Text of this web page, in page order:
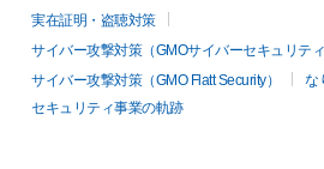
実在証明・盗聴対策
サイバー攻撃対策（GMOサイバーセキュリティ
サイバー攻撃対策（GMO Flatt Security）
な
セキュリティ事業の軌跡